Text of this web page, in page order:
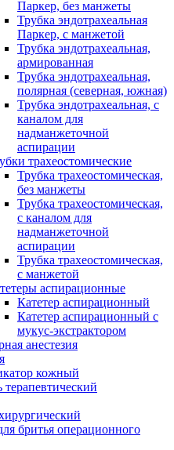
Паркер, без манжеты
Трубка эндотрахеальная
Паркер, с манжетой
Трубка эндотрахеальная,
армированная
Трубка эндотрахеальная,
полярная (северная, южная)
Трубка эндотрахеальная, с
каналом для
надманжеточной
аспирации
трахеостомические
Трубка трахеостомическая,
без манжеты
Трубка трахеостомическая,
с каналом для
надманжеточной
аспирации
Трубка трахеостомическая,
с манжетой
аспирационные
Катетер аспирационный
Катетер аспирационный с
мукус-экстрактором
анестезия
кожный
бритья операционного